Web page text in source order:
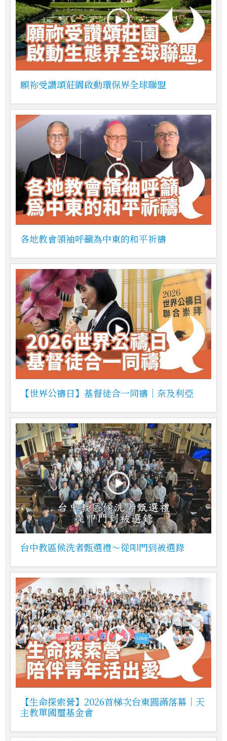
願祢受讚頌莊園啟動環保界全球聯盟
各地教會領袖呼籲為中東的和平祈禱
【世界公禱日】基督徒合一同禱｜奈及利亞
台中教區候洗者甄選禮～從叩門到被選錄
【生命探索營】2026首梯次台東圓滿落幕｜天
主教單國璽基金會